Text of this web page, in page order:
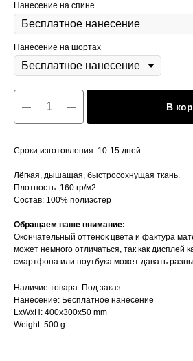
Нанесение на спине
Нанесение на шортах
В
Сроки изготовления: 10-15 дней.
Лёгкая, дышащая, быстросохнущая ткань.
Плотность: 160 гр/м2
Состав: 100% полиэстер
Обращаем ваше внимание:
Окончательный оттенок цвета и фактура
может немного отличаться, так как дисплей
смартфона или ноутбука может давать
Наличие товара: Под заказ
Нанесение: Бесплатное нанесение
LxWxH: 400x300x50 mm
Weight: 500 g